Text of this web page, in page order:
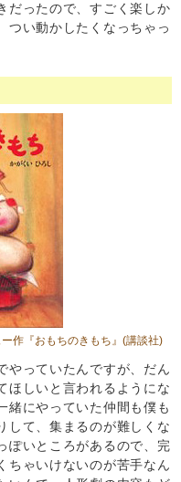
だったので、すごく楽しか
つい動かしたくなっちゃっ
作 『おもちのきもち』 (講談社)
やっていたんですが、だん
ほしいと言われるようにな
緒にやっていた仲間も僕も
して、集まるのが難しくな
ぽいところがあるので、完
ちゃいけないのが苦手なん